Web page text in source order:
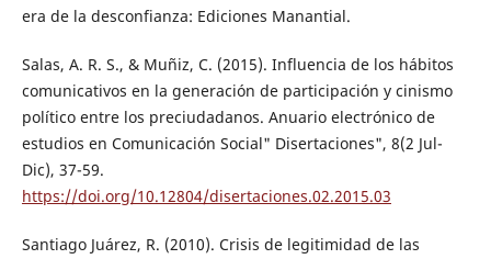
era de la desconfianza: Ediciones Manantial.
Salas, A. R. S., & Muñiz, C. (2015). Influencia de los hábitos
comunicativos en la generación de participación y cinismo
político entre los preciudadanos. Anuario electrónico de
estudios en Comunicación Social" Disertaciones", 8(2 Jul-
Dic), 37-59.
https://doi.org/10.12804/disertaciones.02.2015.03
Santiago Juárez, R. (2010). Crisis de legitimidad de las